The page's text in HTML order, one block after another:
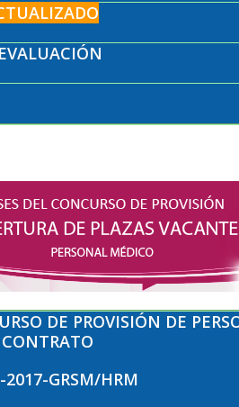
DE PROVISIÓN DE
2017-GRSM/HRM